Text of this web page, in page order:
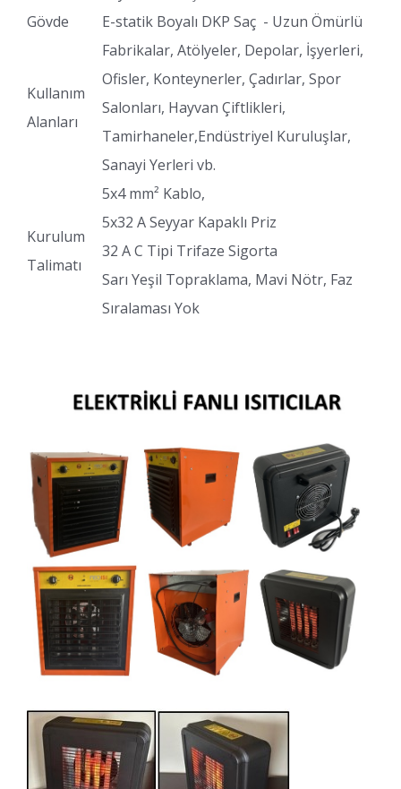
Gövde
E-statik Boyalı DKP Saç - Uzun Ömürlü
Kullanım
Alanları
Fabrikalar, Atölyeler, Depolar, İşyerleri,
Ofisler, Konteynerler, Çadırlar, Spor
Salonları, Hayvan Çiftlikleri,
Tamirhaneler,Endüstriyel Kuruluşlar,
Sanayi Yerleri vb.
Kurulum
Talimatı
5x4 mm² Kablo,
5x32 A Seyyar Kapaklı Priz
32 A C Tipi Trifaze Sigorta
Sarı Yeşil Topraklama, Mavi Nötr, Faz
Sıralaması Yok